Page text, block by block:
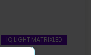
IQ.LIGHT MATRIXLED